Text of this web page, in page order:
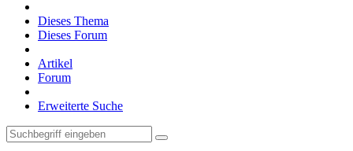
Dieses Thema
Dieses Forum
Artikel
Forum
Erweiterte Suche